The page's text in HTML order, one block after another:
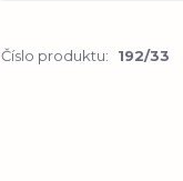
Číslo produktu: 192/33